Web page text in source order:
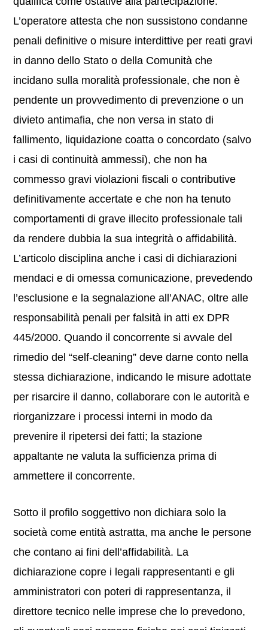
L’operatore attesta che non sussistono condanne
penali definitive o misure interdittive per reati gravi
in danno dello Stato o della Comunità che
incidano sulla moralità professionale, che non è
pendente un provvedimento di prevenzione o un
divieto antimafia, che non versa in stato di
fallimento, liquidazione coatta o concordato (salvo
i casi di continuità ammessi), che non ha
commesso gravi violazioni fiscali o contributive
definitivamente accertate e che non ha tenuto
comportamenti di grave illecito professionale tali
da rendere dubbia la sua integrità o affidabilità.
L’articolo disciplina anche i casi di dichiarazioni
mendaci e di omessa comunicazione, prevedendo
l’esclusione e la segnalazione all’ANAC, oltre alle
responsabilità penali per falsità in atti ex DPR
445/2000. Quando il concorrente si avvale del
rimedio del “self-cleaning” deve darne conto nella
stessa dichiarazione, indicando le misure adottate
per risarcire il danno, collaborare con le autorità e
riorganizzare i processi interni in modo da
prevenire il ripetersi dei fatti; la stazione
appaltante ne valuta la sufficienza prima di
ammettere il concorrente.
Sotto il profilo soggettivo non dichiara solo la
società come entità astratta, ma anche le persone
che contano ai fini dell’affidabilità. La
dichiarazione copre i legali rappresentanti e gli
amministratori con poteri di rappresentanza, il
direttore tecnico nelle imprese che lo prevedono,